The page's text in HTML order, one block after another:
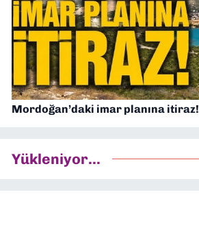
Mordoğan’daki imar planına itiraz!
Yükleniyor...